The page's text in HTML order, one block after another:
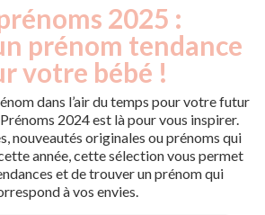
2025 :
prénom tendance
votre bébé !
dans l’air du temps pour votre futur
2024 est là pour vous inspirer.
nouveautés originales ou prénoms qui
année, cette sélection vous permet
et de trouver un prénom qui
à vos envies.